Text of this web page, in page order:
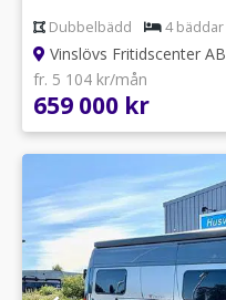
Dubbelbädd 4 bäddar
Vinslövs Fritidscenter AB
fr. 5 104 kr/mån
659 000 kr